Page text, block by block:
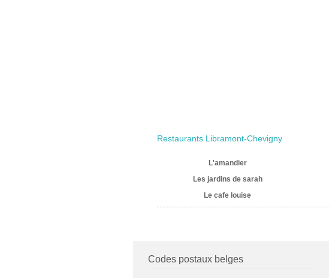
Restaurants Libramont-Chevigny
L'amandier
Les jardins de sarah
Le cafe louise
Codes postaux belges